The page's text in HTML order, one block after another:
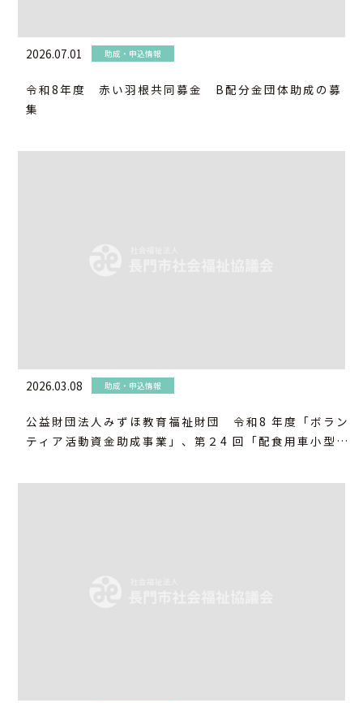
2026.07.01 助成・申込情報
令和8年度 赤い羽根共同募金 B配分金団体助成の募
集
2026.03.08 助成・申込情報
公益財団法人みずほ教育福祉財団 令和8 年度「ボラン
ティア活動資金助成事業」、第２4 回「配食用車小型電